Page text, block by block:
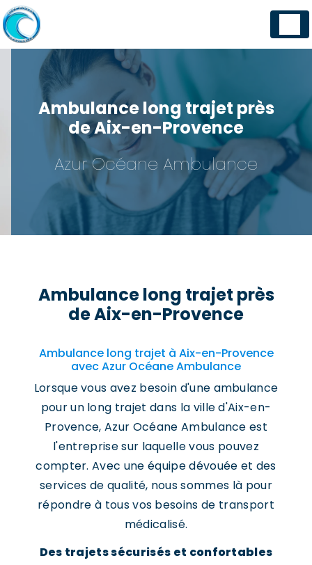
Ambulance long trajet près
de Aix-en-Provence
Azur Océane Ambulance
Ambulance long trajet près
de Aix-en-Provence
Ambulance long trajet à Aix-en-Provence
avec Azur Océane Ambulance
Lorsque vous avez besoin d'une ambulance
pour un long trajet dans la ville d'Aix-en-
Provence, Azur Océane Ambulance est
l'entreprise sur laquelle vous pouvez
compter. Avec une équipe dévouée et des
services de qualité, nous sommes là pour
répondre à tous vos besoins de transport
médicalisé.
Des trajets sécurisés et confortables
Panneau de gestion des cookies